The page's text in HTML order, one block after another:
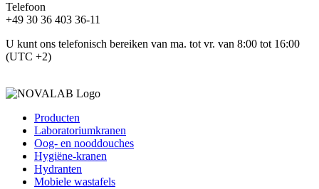
Telefoon
+49 30 36 403 36-11
U kunt ons telefonisch bereiken van ma. tot vr. van 8:00 tot 16:00
(UTC +2)
Producten
Laboratoriumkranen
Oog- en nooddouches
Hygiëne-kranen
Hydranten
Mobiele wastafels